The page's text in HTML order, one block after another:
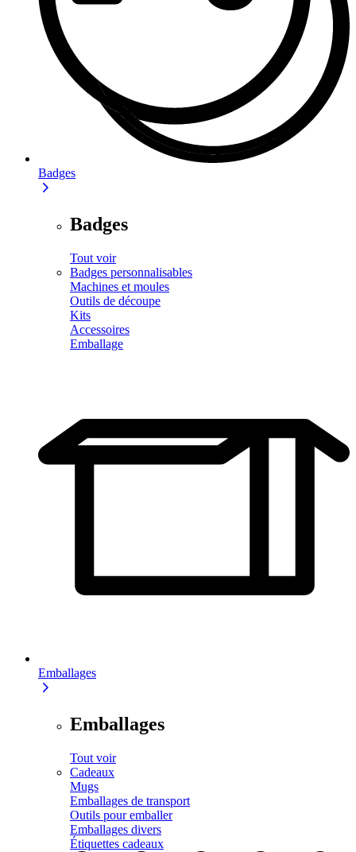
Badges
Badges
Tout voir
Badges personnalisables
Machines et moules
Outils de découpe
Kits
Accessoires
Emballage
Emballages
Emballages
Tout voir
Cadeaux
Mugs
Emballages de transport
Outils pour emballer
Emballages divers
Étiquettes cadeaux